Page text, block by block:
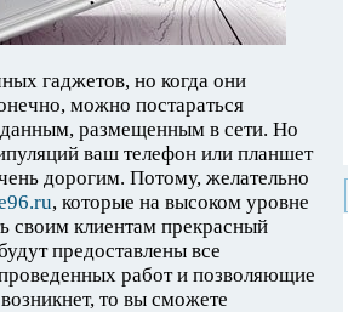
гаджетов, но когда они
можно постараться
данным, размещенным в сети. Но
ваш телефон или планшет
дорогим. Потому, желательно
, которые на высоком уровне
своим клиентам прекрасный
предоставлены все
работ и позволяющие
то вы сможете